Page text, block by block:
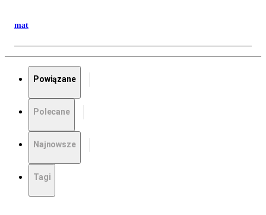
mat
Powiązane
Polecane
Najnowsze
Tagi